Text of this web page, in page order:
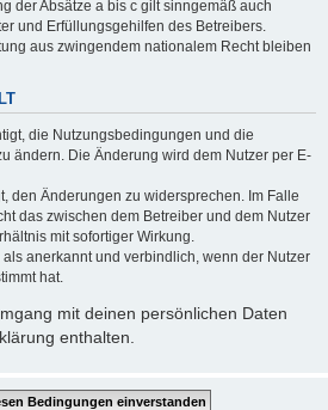
der Absätze a bis c gilt sinngemäß auch
und Erfüllungsgehilfen des Betreibers.
aus zwingendem nationalem Recht bleiben
die Nutzungsbedingungen und die
ändern. Die Änderung wird dem Nutzer per E-
den Änderungen zu widersprechen. Im Falle
das zwischen dem Betreiber und dem Nutzer
mit sofortiger Wirkung.
anerkannt und verbindlich, wenn der Nutzer
hat.
mit deinen persönlichen Daten
enthalten.